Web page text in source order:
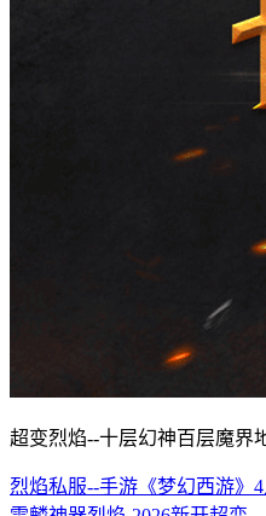
超变烈焰--十层幻神百层魔界
烈焰私服--手游《梦幻西游》